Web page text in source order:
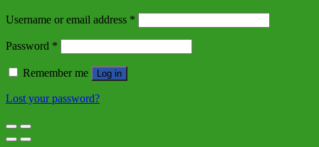
Username or email address *
Password *
Remember me Log in
Lost your password?